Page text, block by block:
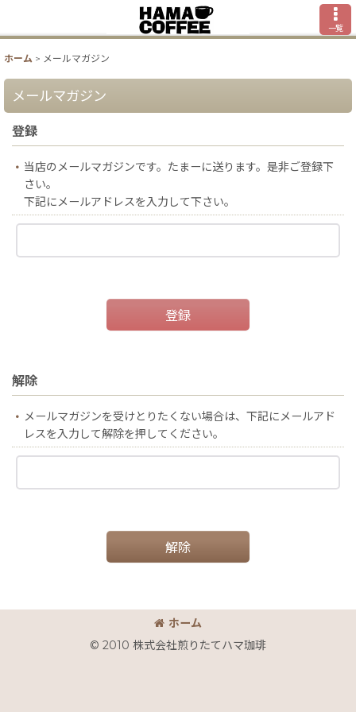
一覧
ホーム > メールマガジン
メールマガジン
登録
当店のメールマガジンです。たまーに送ります。是非ご登録下
さい。
下記にメールアドレスを入力して下さい。
登録
解除
メールマガジンを受けとりたくない場合は、下記にメールアド
レスを入力して解除を押してください。
解除
ホーム
© 2010 株式会社煎りたてハマ珈琲